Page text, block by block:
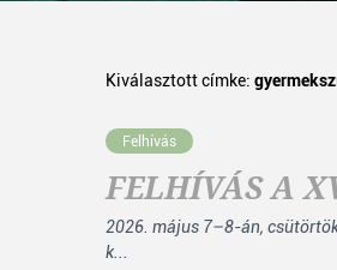
Kiválasztott címke:
Felhívás
FELHÍVÁS A
2026. május 7–8-án,
k...